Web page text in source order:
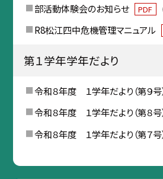
部活動体験会のお知らせ
PDF
R8松江四中危機管理マニュアル
第１学年学年だより
令和８年度 １学年だより（第９号
令和８年度 １学年だより（第８号
令和８年度 １学年だより（第７号